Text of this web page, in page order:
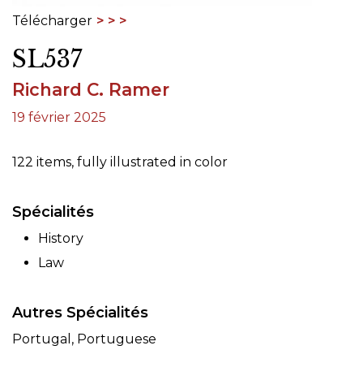
Télécharger
SL537
Richard C. Ramer
19 février 2025
122 items, fully illustrated in color
Spécialités
History
Law
Autres Spécialités
Portugal, Portuguese